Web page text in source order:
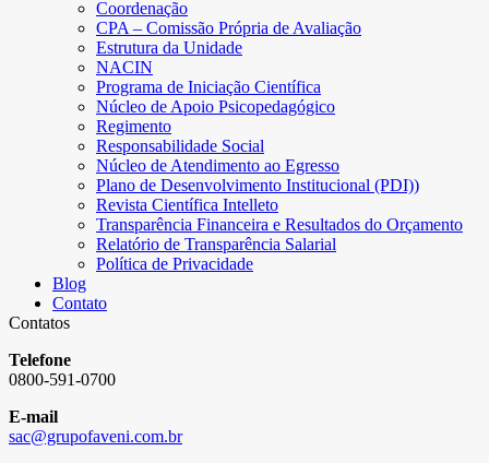
Coordenação
CPA – Comissão Própria de Avaliação
Estrutura da Unidade
NACIN
Programa de Iniciação Científica
Núcleo de Apoio Psicopedagógico
Regimento
Responsabilidade Social
Núcleo de Atendimento ao Egresso
Plano de Desenvolvimento Institucional (PDI))
Revista Científica Intelleto
Transparência Financeira e Resultados do Orçamento
Relatório de Transparência Salarial
Política de Privacidade
Blog
Contato
Contatos
Telefone
0800-591-0700
E-mail
sac@grupofaveni.com.br